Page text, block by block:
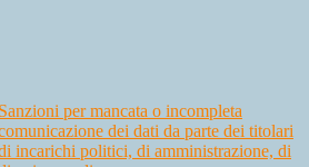
Sanzioni per mancata o incompleta
dei dati da parte dei titolari
incarichi politici, di amministrazione, di